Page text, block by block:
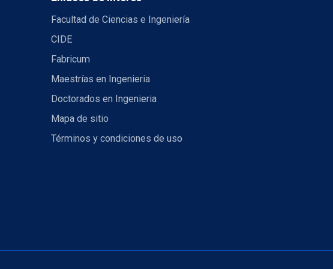
Facultad de Ciencias e Ingeniería
CIDE
Fabricum
Maestrías en Ingenieria
Doctorados en Ingenieria
Mapa de sitio
Términos y condiciones de uso